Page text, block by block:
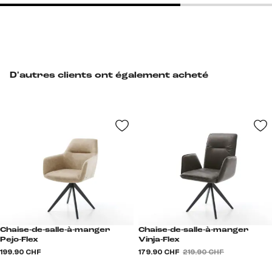
D'autres clients ont également acheté
Chaise-de-salle-à-manger
Pejo-Flex
199.90 CHF
Chaise-de-salle-à-manger
Vinja-Flex
179.90 CHF 219.90 CHF